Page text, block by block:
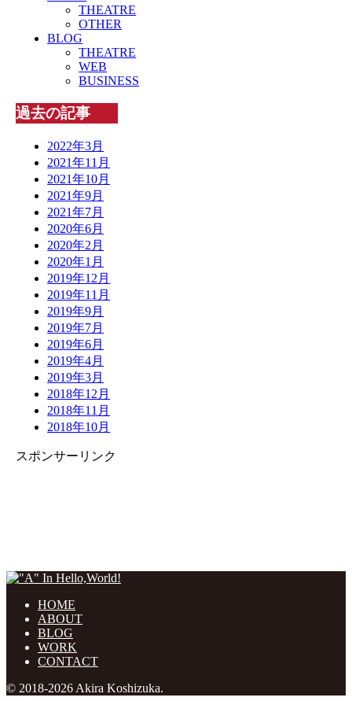
THEATRE
OTHER
BLOG
THEATRE
WEB
BUSINESS
過去の記事
2022年3月
2021年11月
2021年10月
2021年9月
2021年7月
2020年6月
2020年2月
2020年1月
2019年12月
2019年11月
2019年9月
2019年7月
2019年6月
2019年4月
2019年3月
2018年12月
2018年11月
2018年10月
スポンサーリンク
HOME
ABOUT
BLOG
WORK
CONTACT
© 2018-2026 Akira Koshizuka.